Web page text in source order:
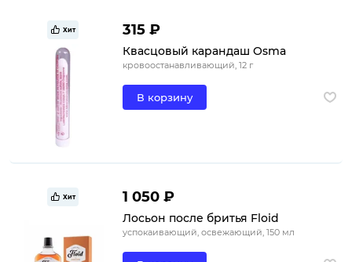
Хит 315 ₽
Квасцовый карандаш Osma
кровоостанавливающий, 12 г
В корзину
Хит 1 050 ₽
Лосьон после бритья Floid
успокаивающий, освежающий, 150 мл